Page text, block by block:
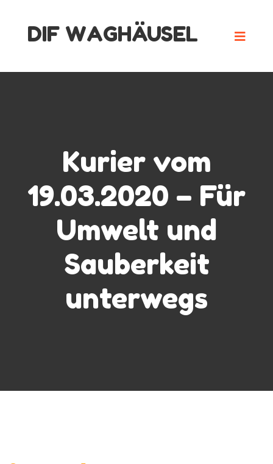
DIF WAGHÄUSEL
Kurier vom
19.03.2020 – Für
Umwelt und
Sauberkeit
unterwegs